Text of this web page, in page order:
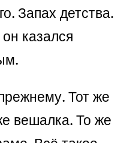
Запах детства.
казался
Тот же
вешалка. То же